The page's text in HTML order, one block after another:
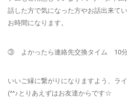
話した方で気になった方やお話出来て
お時間になります。
③ よかったら連絡先交換タイム 10分
いいご縁に繋がりになりますよう、ラ
(^^♪とりあえずはお友達からです☆